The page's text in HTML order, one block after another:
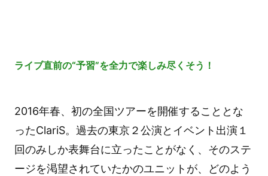
ライブ直前の“予習”を全力で楽しみ尽くそう！
2016年春、初の全国ツアーを開催することとな
ったClariS。過去の東京２公演とイベント出演１
回のみしか表舞台に立ったことがなく、そのステ
ージを渇望されていたかのユニットが、どのよう